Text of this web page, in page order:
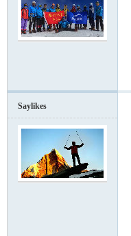
Saylikes